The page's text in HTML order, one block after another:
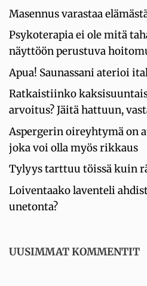
Masennus varastaa
Psykoterapia ei ole mitä
näyttöön perustuva
Apua! Saunassani aterioi
Ratkaistiinko
arvoitus? Jäitä hattuun,
Aspergerin oireyhtymä on
joka voi olla myös rikkaus
Tylyys tarttuu töissä kuin
Loiventaako laventeli
unetonta?
UUSIMMAT KOMMENTIT